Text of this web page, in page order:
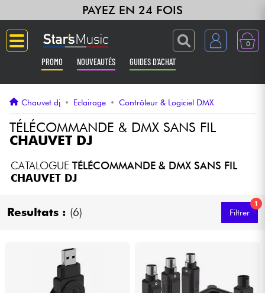
PAYEZ EN 24 FOIS
0
PROMO NOUVEAUTÉS GUIDES D'ACHAT
Guitares & Basses
Claviers & Pianos
Synthés & Sampleurs
Home Studio
Casques
Chauvet dj • Eclairage • Contrôleur & Logiciel DMX
TÉLÉCOMMANDE & DMX SANS FIL
CHAUVET DJ
CATALOGUE TÉLÉCOMMANDE & DMX SANS FIL
CHAUVET DJ
Resultats : (6)
1
Filtrer